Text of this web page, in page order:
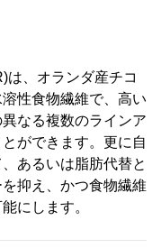
は、オランダ産チコ
性食物繊維で、高い
なる複数のラインア
ができます。更に自
あるいは脂肪代替と
抑え、かつ食物繊維
にします。